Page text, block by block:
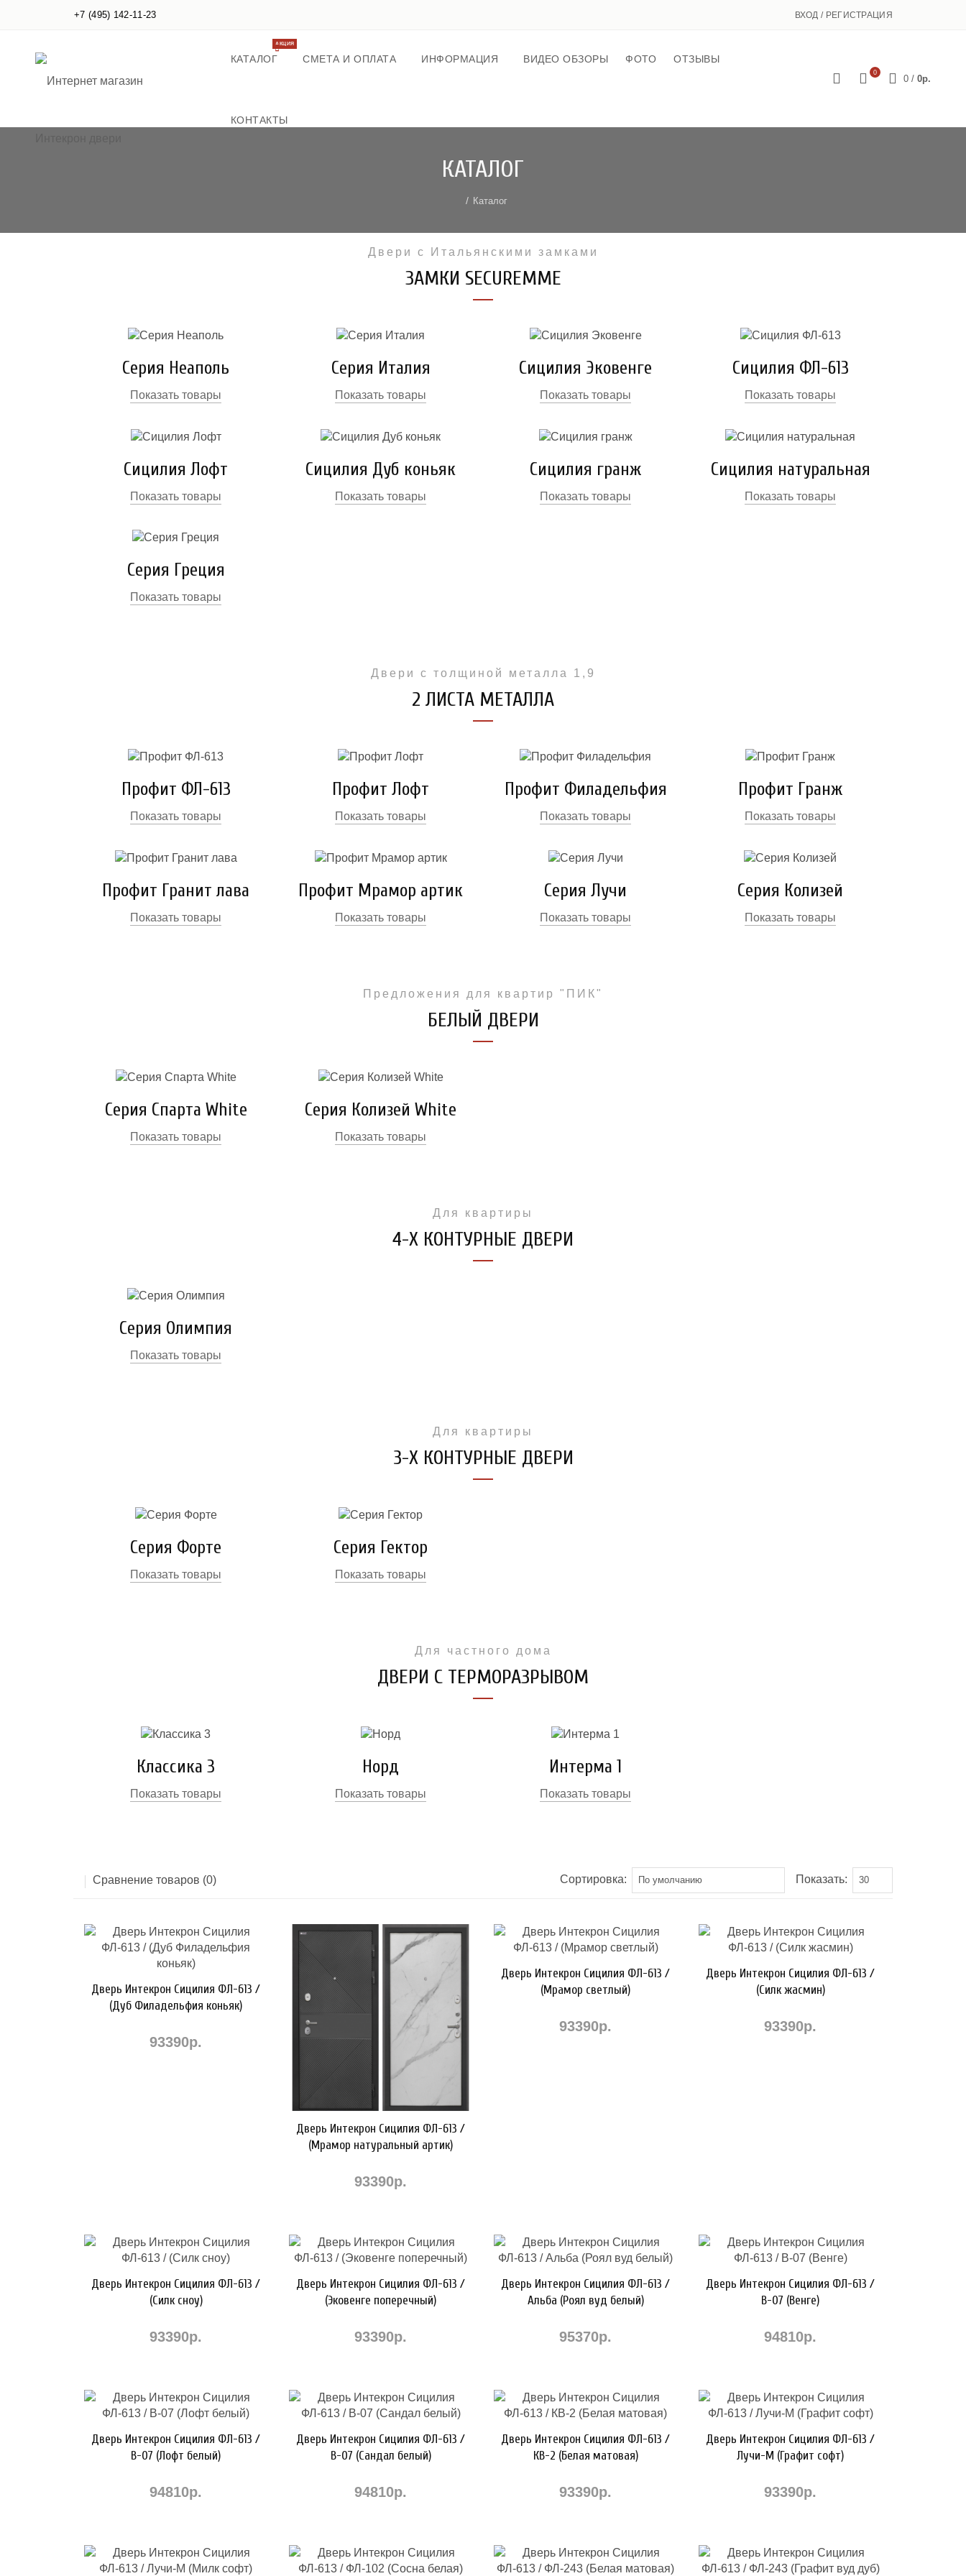
+7 (495) 142-11-23 ВХОД / РЕГИСТРАЦИЯ
КАТАЛОГ
АКЦИЯ
СМЕТА И ОПЛАТА ИНФОРМАЦИЯ ВИДЕО ОБЗОРЫ ФОТО ОТЗЫВЫ
КОНТАКТЫ
0
0 / 0р.
КАТАЛОГ
Каталог
Двери с Итальянскими замками
ЗАМКИ SECUREMME
Серия Неаполь
Показать товары
Серия Италия
Показать товары
Сицилия Эковенге
Показать товары
Сицилия ФЛ-613
Показать товары
Сицилия Лофт
Показать товары
Сицилия Дуб коньяк
Показать товары
Сицилия гранж
Показать товары
Сицилия натуральная
Показать товары
Серия Греция
Показать товары
Двери с толщиной металла 1,9
2 ЛИСТА МЕТАЛЛА
Профит ФЛ-613
Показать товары
Профит Лофт
Показать товары
Профит Филадельфия
Показать товары
Профит Гранж
Показать товары
Профит Гранит лава
Показать товары
Профит Мрамор артик
Показать товары
Серия Лучи
Показать товары
Серия Колизей
Показать товары
Предложения для квартир "ПИК"
БЕЛЫЙ ДВЕРИ
Серия Спарта White
Показать товары
Серия Колизей White
Показать товары
Для квартиры
4-Х КОНТУРНЫЕ ДВЕРИ
Серия Олимпия
Показать товары
Для квартиры
3-Х КОНТУРНЫЕ ДВЕРИ
Серия Форте
Показать товары
Серия Гектор
Показать товары
Для частного дома
ДВЕРИ С ТЕРМОРАЗРЫВОМ
Классика 3
Показать товары
Норд
Показать товары
Интерма 1
Показать товары
Сравнение товаров (0) Сортировка: Показать:
Дверь Интекрон Сицилия ФЛ-613 /
(Дуб Филадельфия коньяк)
93390р.
Дверь Интекрон Сицилия ФЛ-613 /
(Мрамор натуральный артик)
93390р.
Дверь Интекрон Сицилия ФЛ-613 /
(Мрамор светлый)
93390р.
Дверь Интекрон Сицилия ФЛ-613 /
(Силк жасмин)
93390р.
Дверь Интекрон Сицилия ФЛ-613 /
(Силк сноу)
93390р.
Дверь Интекрон Сицилия ФЛ-613 /
(Эковенге поперечный)
93390р.
Дверь Интекрон Сицилия ФЛ-613 /
Альба (Роял вуд белый)
95370р.
Дверь Интекрон Сицилия ФЛ-613 /
В-07 (Венге)
94810р.
Дверь Интекрон Сицилия ФЛ-613 /
В-07 (Лофт белый)
94810р.
Дверь Интекрон Сицилия ФЛ-613 /
В-07 (Сандал белый)
94810р.
Дверь Интекрон Сицилия ФЛ-613 /
КВ-2 (Белая матовая)
93390р.
Дверь Интекрон Сицилия ФЛ-613 /
Лучи-М (Графит софт)
93390р.